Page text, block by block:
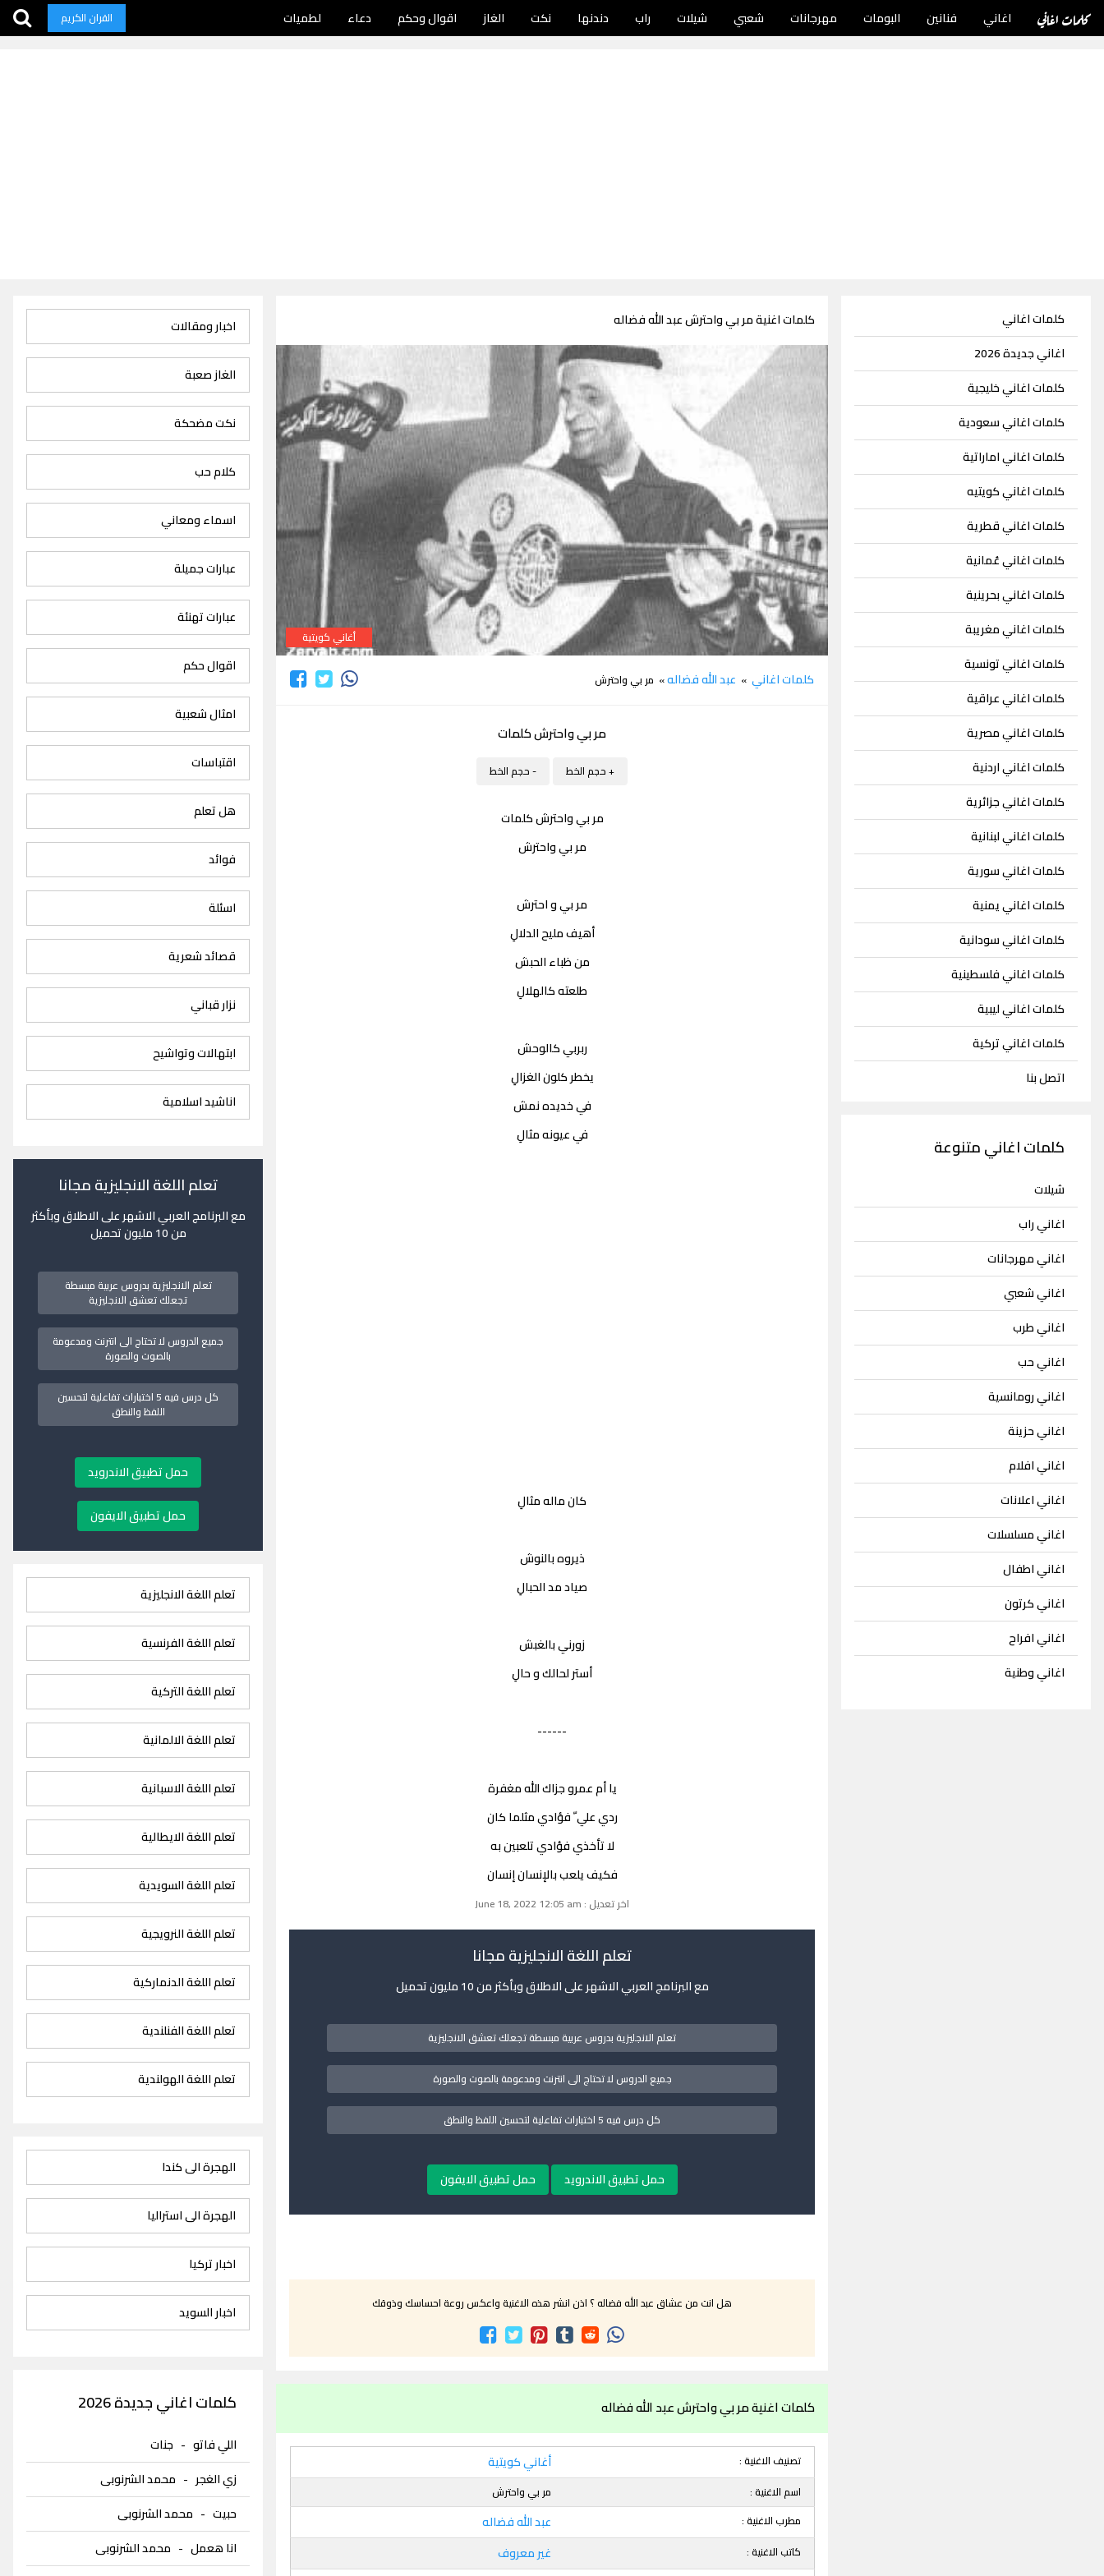
كلمات اغاني اغاني فنانين البومات مهرجانات شعبي شيلات راب دندنها نكت الغاز اقوال وحكم دعاء لطميات القران الكريم
كلمات اغاني
اغاني جديدة 2026
كلمات اغاني خليجية
كلمات اغاني سعودية
كلمات اغاني اماراتية
كلمات اغاني كويتيه
كلمات اغاني قطرية
كلمات اغاني عُمانية
كلمات اغاني بحرينية
كلمات اغاني مغريبة
كلمات اغاني تونسية
كلمات اغاني عراقية
كلمات اغاني مصرية
كلمات اغاني اردنية
كلمات اغاني جزائرية
كلمات اغاني لبنانية
كلمات اغاني سورية
كلمات اغاني يمنية
كلمات اغاني سودانية
كلمات اغاني فلسطينية
كلمات اغاني ليبية
كلمات اغاني تركية
اتصل بنا
كلمات اغاني متنوعة
شيلات
اغاني راب
اغاني مهرجانات
اغاني شعبي
اغاني طرب
اغاني حب
اغاني رومانسية
اغاني حزينة
اغاني افلام
اغاني اعلانات
اغاني مسلسلات
اغاني اطفال
اغاني كرتون
اغاني افراح
اغاني وطنية
كلمات اغنية مر بي واحترش عبد الله فضاله
أغاني كويتية
كلمات اغاني » عبد الله فضاله» مر بي واحترش
مر بي واحترش كلمات
+ حجم الخط - حجم الخط
مر بي واحترش كلمات
مر بي واحترش
مر بي و احترش
أهيف مليح الدلالِ
من ظباء الحبش
طلعته كالهلالِ
ربربي كالوحش
يخطر كلون الغزالِ
في خديده نمش
في عيونه مثالِ
كان ماله مثالِ
ذيروه بالنوش
صياد مد الحبالِ
زورني بالغبش
أستر لحالك و حالِ
------
يا أم عمرو جزاك الله مغفرة
ردي علي ّ فؤادي مثلما كان
لا تأخذي فؤادي تلعبين به
فكيف يلعب بالإنسان إنسان
اخر تعديل : June 18, 2022 12:05 am
تعلم اللغة الانجليزية مجانا
مع البرنامج العربي الاشهر على الاطلاق وبأكثر من 10 مليون تحميل
تعلم الانجليزية بدروس عربية مبسطة تجعلك تعشق الانجليزية
جميع الدروس لا تحتاج الى انترنت ومدعومة بالصوت والصورة
كل درس فيه 5 اختبارات تفاعلية لتحسين اللفظ والنطق
حمل تطبيق الاندرويد حمل تطبيق الايفون
هل انت من عشاق عبد الله فضاله ؟ اذن انشر هذه الاغنية واعكس روعة احساسك وذوقك
كلمات اغنية مر بي واحترش عبد الله فضاله
تصنيف الاغنية : أغاني كويتية
اسم الاغنية :
مر بي واحترش
مطرب الاغنية :
عبد الله فضاله
كاتب الاغنية : غير معروف
اخبار ومقالات
الغاز صعبة
نكت مضحكة
كلام حب
اسماء ومعاني
عبارات جميلة
عبارات تهنئة
اقوال حكم
امثال شعبية
اقتباسات
هل تعلم
فوائد
اسئلة
قصائد شعرية
نزار قباني
ابتهالات وتواشيح
اناشيد اسلامية
تعلم اللغة الانجليزية مجانا
مع البرنامج العربي الاشهر على الاطلاق وبأكثر
من 10 مليون تحميل
تعلم الانجليزية بدروس عربية مبسطة
تجعلك تعشق الانجليزية
جميع الدروس لا تحتاج الى انترنت ومدعومة
بالصوت والصورة
كل درس فيه 5 اختبارات تفاعلية لتحسين
اللفظ والنطق
حمل تطبيق الاندرويد
حمل تطبيق الايفون
تعلم اللغة الانجليزية
تعلم اللغة الفرنسية
تعلم اللغة التركية
تعلم اللغة الالمانية
تعلم اللغة الاسبانية
تعلم اللغة الايطالية
تعلم اللغة السويدية
تعلم اللغة النرويجية
تعلم اللغة الدنماركية
تعلم اللغة الفنلندية
تعلم اللغة الهولندية
الهجرة الى كندا
الهجرة الى استراليا
اخبار تركيا
اخبار السويد
كلمات اغاني جديدة 2026
اللي فاتو- جنات
زي الغجر - محمد الشرنوبى
حبيت- محمد الشرنوبى
انا هعمل- محمد الشرنوبى